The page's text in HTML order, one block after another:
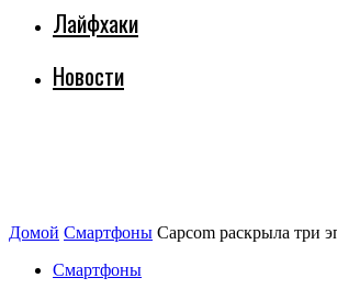
Лайфхаки
Новости
Домой Смартфоны Capcom раскрыла три
Смартфоны